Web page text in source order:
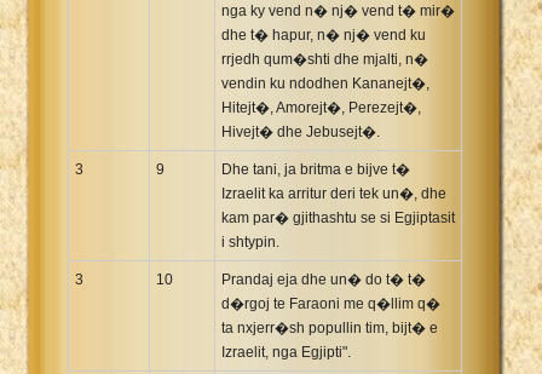
nga ky vend n� nj� vend t� mir�
dhe t� hapur, n� nj� vend ku
rrjedh qum�shti dhe mjalti, n�
vendin ku ndodhen Kananejt�,
Hitejt�, Amorejt�, Perezejt�,
Hivejt� dhe Jebusejt�.
3 9
Dhe tani, ja britma e bijve t�
Izraelit ka arritur deri tek un�, dhe
kam par� gjithashtu se si Egjiptasit
i shtypin.
3 10
Prandaj eja dhe un� do t� t�
d�rgoj te Faraoni me q�llim q�
ta nxjerr�sh popullin tim, bijt� e
Izraelit, nga Egjipti".